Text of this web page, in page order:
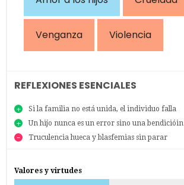
Venganza Violencia
REFLEXIONES ESENCIALES
Si la familia no está unida, el individuo falla
Un hijo nunca es un error sino una bendicióin
Truculencia hueca y blasfemias sin parar
Valores y virtudes